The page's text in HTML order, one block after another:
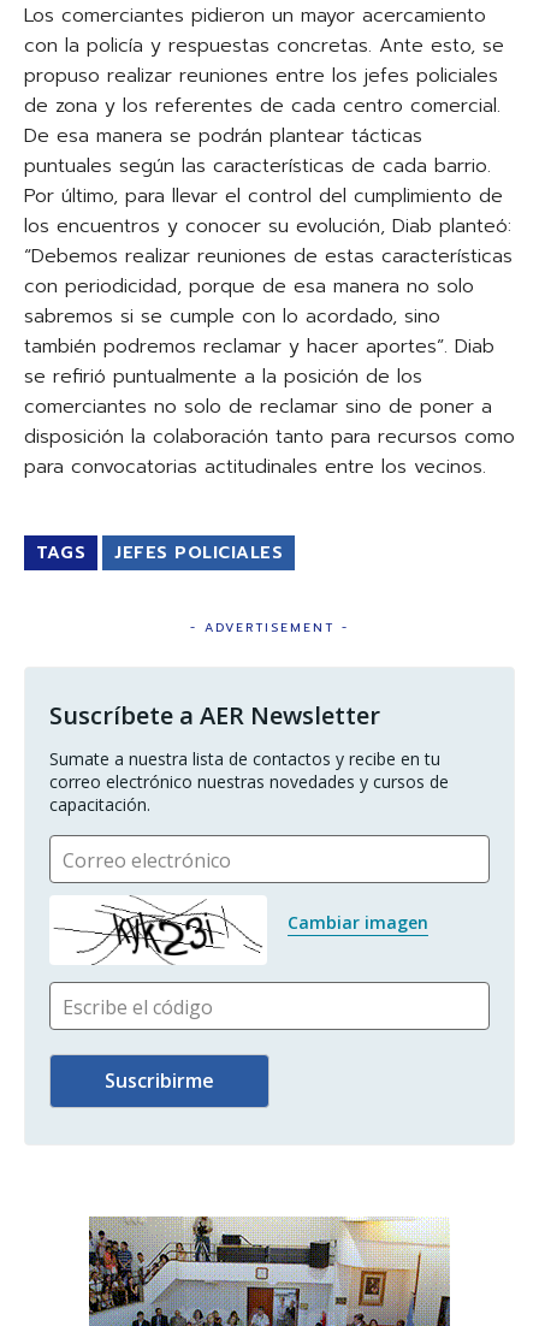
Los comerciantes pidieron un mayor acercamiento
con la policía y respuestas concretas. Ante esto, se
propuso realizar reuniones entre los jefes policiales
de zona y los referentes de cada centro comercial.
De esa manera se podrán plantear tácticas
puntuales según las características de cada barrio.
Por último, para llevar el control del cumplimiento de
los encuentros y conocer su evolución, Diab planteó:
“Debemos realizar reuniones de estas características
con periodicidad, porque de esa manera no solo
sabremos si se cumple con lo acordado, sino
también podremos reclamar y hacer aportes”. Diab
se refirió puntualmente a la posición de los
comerciantes no solo de reclamar sino de poner a
disposición la colaboración tanto para recursos como
para convocatorias actitudinales entre los vecinos.
TAGS JEFES POLICIALES
- ADVERTISEMENT -
Suscríbete a AER Newsletter
Sumate a nuestra lista de contactos y recibe en tu
correo electrónico nuestras novedades y cursos de
capacitación.
Correo electrónico
Cambiar imagen
Escribe el código